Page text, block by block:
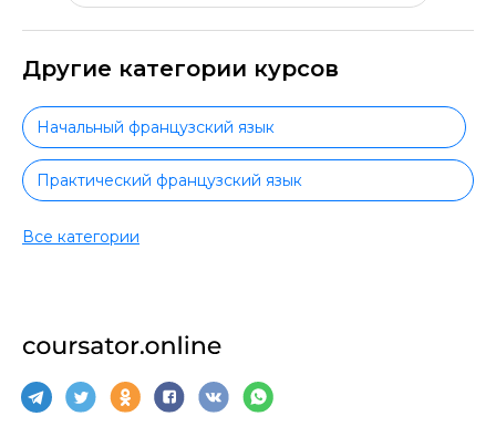
Другие категории курсов
Начальный французский язык
Практический французский язык
Все категории